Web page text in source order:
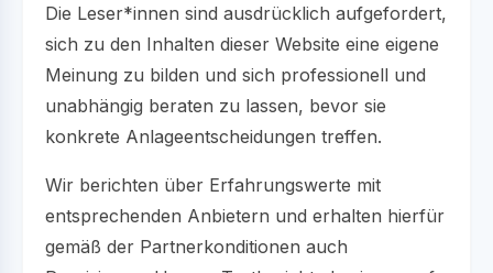
Die Leser*innen sind ausdrücklich aufgefordert,
sich zu den Inhalten dieser Website eine eigene
Meinung zu bilden und sich professionell und
unabhängig beraten zu lassen, bevor sie
konkrete Anlageentscheidungen treffen.
Wir berichten über Erfahrungswerte mit
entsprechenden Anbietern und erhalten hierfür
gemäß der Partnerkonditionen auch